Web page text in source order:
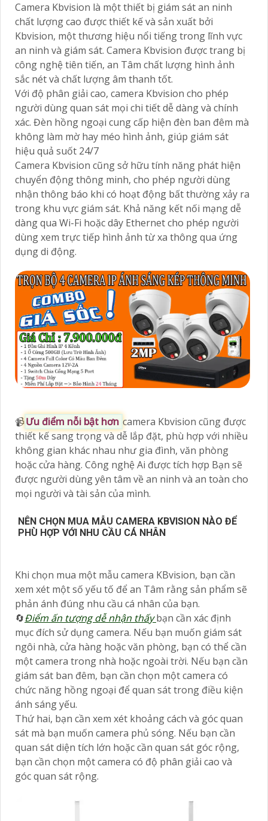
Camera Kbvision là một thiết bị giám sát an ninh
chất lượng cao được thiết kế và sản xuất bởi
Kbvision, một thương hiệu nổi tiếng trong lĩnh vực
an ninh và giám sát. Camera Kbvision được trang bị
công nghệ tiên tiến, an Tâm chất lượng hình ảnh
sắc nét và chất lượng âm thanh tốt.
Với độ phân giải cao, camera Kbvision cho phép
người dùng quan sát mọi chi tiết dễ dàng và chính
xác. Đèn hồng ngoại cung cấp hiện đèn ban đêm mà
không làm mờ hay méo hình ảnh, giúp giám sát
hiệu quả suốt 24/7
Camera Kbvision cũng sở hữu tính năng phát hiện
chuyển động thông minh, cho phép người dùng
nhận thông báo khi có hoạt động bất thường xảy ra
trong khu vực giám sát. Khả năng kết nối mạng dễ
dàng qua Wi-Fi hoặc dây Ethernet cho phép người
dùng xem trực tiếp hình ảnh từ xa thông qua ứng
dụng di động.
📹Ưu điểm nỗi bật hơn camera Kbvision cũng được
thiết kế sang trọng và dễ lắp đặt, phù hợp với nhiều
không gian khác nhau như gia đình, văn phòng
hoặc cửa hàng. Công nghệ Ai được tích hợp Bạn sẽ
được người dùng yên tâm về an ninh và an toàn cho
mọi người và tài sản của mình.
NÊN CHỌN MUA MẪU CAMERA KBVISION NÀO ĐỂ
PHÙ HỢP VỚI NHU CẦU CÁ NHÂN
Khi chọn mua một mẫu camera KBvision, bạn cần
xem xét một số yếu tố để an Tâm rằng sản phẩm sẽ
phản ánh đúng nhu cầu cá nhân của bạn.
🔄Điểm ấn tượng dễ nhận thấybạn cần xác định
mục đích sử dụng camera. Nếu bạn muốn giám sát
ngôi nhà, cửa hàng hoặc văn phòng, bạn có thể cần
một camera trong nhà hoặc ngoài trời. Nếu bạn cần
giám sát ban đêm, bạn cần chọn một camera có
chức năng hồng ngoại để quan sát trong điều kiện
ánh sáng yếu.
Thứ hai, bạn cần xem xét khoảng cách và góc quan
sát mà bạn muốn camera phủ sóng. Nếu bạn cần
quan sát diện tích lớn hoặc cần quan sát góc rộng,
bạn cần chọn một camera có độ phân giải cao và
góc quan sát rộng.